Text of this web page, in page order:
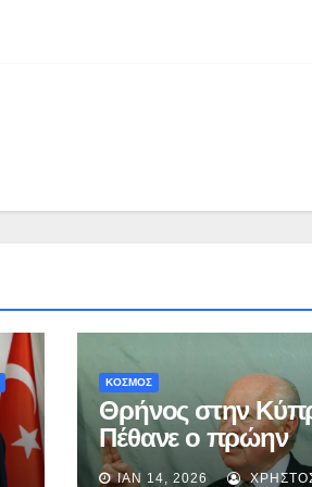
ΚΟΣΜΟΣ
Θρήνος στην
Πέθανε ο πρώην
πρόεδρος,
ΙΑΝ 14, 2026